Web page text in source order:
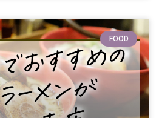
FOOD